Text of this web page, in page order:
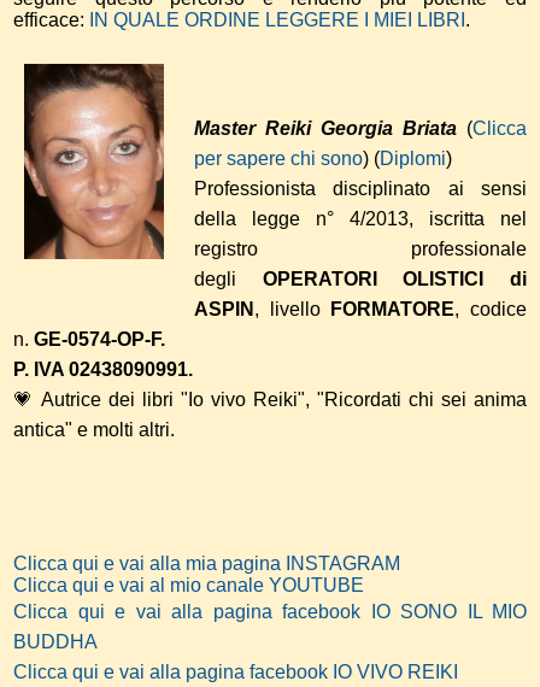
efficace:
IN QUALE ORDINE LEGGERE I MIEI LIBRI .
Master Reiki Georgia Briata(Clicca
per sapere chi sono) (Diplomi)
Professionista disciplinato ai sensi
della legge n° 4/2013, iscritta nel
registro professionale
degli OPERATORI OLISTICI di
ASPIN , livello FORMATORE, codice
n. GE-0574-OP-F.
P. IVA 02438090991.
💗 Autrice dei libri "Io vivo Reiki", "Ricordati chi sei anima
antica" e molti altri.
Clicca qui e vai alla mia pagina INSTAGRAM
Clicca qui e vai al mio canale YOUTUBE
Clicca qui e vai alla pagina facebook IO SONO IL MIO
BUDDHA
Clicca qui e vai alla pagina facebook IO VIVO REIKI